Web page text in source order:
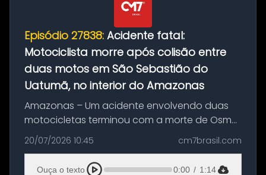
Episódio 27838: Acidente fatal:
Motociclista morre após colisão entre
duas motos em São Sebastião do
Uatumã, no interior do Amazonas
Amazonas – Um acidente envolvendo duas
motocicletas terminou com a morte de Osmar
Figueiredo de Souza, de 38 anos, no município
de São Sebastião do Uatumã, no interior do
Amazonas. A colisão ocorreu n...
20/07/2026 10:45 cm7brasil.com
Ouça o texto 0:00 / 1:14